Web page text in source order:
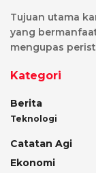
Tujuan utama
yang
mengupas
Kategori
Berita
Teknologi
Catatan Agi
Ekonomi